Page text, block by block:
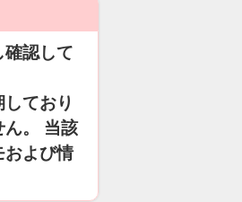
確認して
ており
ん。 当該
および情